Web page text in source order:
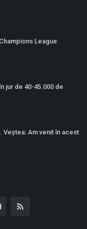
League
jur de 40-45.000 de
Veştea: Am venit în acest